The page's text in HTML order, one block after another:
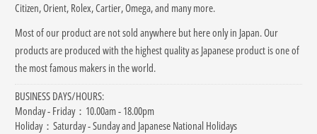
Citizen, Orient, Rolex, Cartier, Omega, and many more.
Most of our product are not sold anywhere but here only in Japan. Our
products are produced with the highest quality as Japanese product is one of
the most famous makers in the world.
BUSINESS DAYS/HOURS:
Monday - Friday：10.00am - 18.00pm
Holiday：Saturday - Sunday and Japanese National Holidays